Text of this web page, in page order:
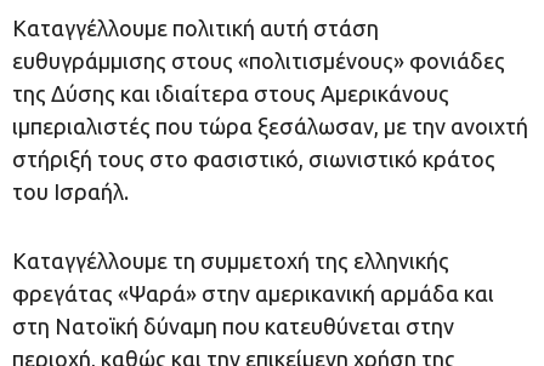
Καταγγέλλουμε πολιτική αυτή στάση
ευθυγράμμισης στους «πολιτισμένους» φονιάδες
της Δύσης και ιδιαίτερα στους Αμερικάνους
ιμπεριαλιστές που τώρα ξεσάλωσαν, με την ανοιχτή
στήριξή τους στο φασιστικό, σιωνιστικό κράτος
του Ισραήλ.
Καταγγέλλουμε τη συμμετοχή της ελληνικής
φρεγάτας «Ψαρά» στην αμερικανική αρμάδα και
στη Νατοϊκή δύναμη που κατευθύνεται στην
περιοχή, καθώς και την επικείμενη χρήση της